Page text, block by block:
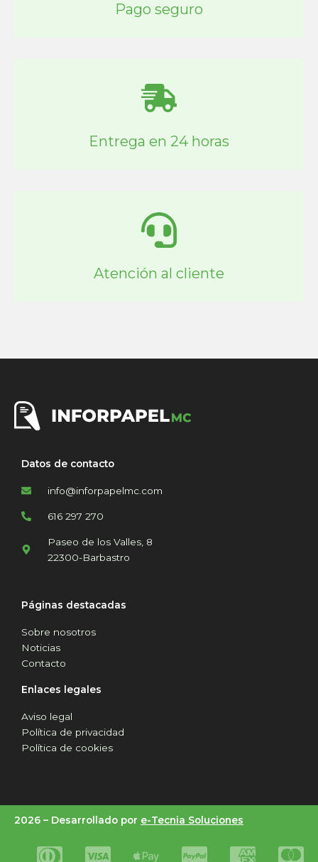
Pago seguro
Entrega en 24 horas
Atención al cliente
Datos de contacto
info@inforpapelmc.com
616 297 270
Paseo de los Valles, 8
22300-Barbastro
Páginas destacadas
Sobre nosotros
Noticias
Contacto
Enlaces legales
Aviso legal
Política de privacidad
Política de cookies
2026 – Desarrollado por e-Tecnia Soluciones